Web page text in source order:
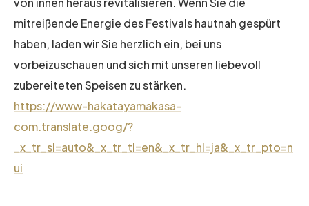
mitreißende Energie des Festivals hautnah gespürt
haben, laden wir Sie herzlich ein, bei uns
vorbeizuschauen und sich mit unseren liebevoll
zubereiteten Speisen zu stärken.
https://www-hakatayamakasa-
com.translate.goog/?
_x_tr_sl=auto&_x_tr_tl=en&_x_tr_hl=ja&_x_tr_pto=n
ui